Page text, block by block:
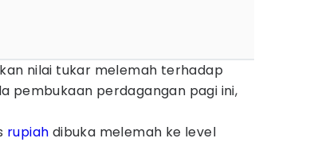
nilai tukar melemah terhadap
pembukaan perdagangan pagi ini,
rupiah dibuka melemah ke level